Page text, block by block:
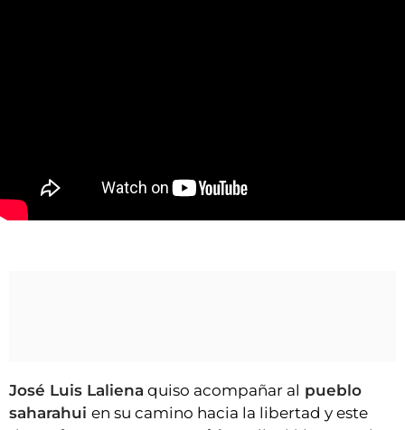
FIESTAS DE SAN LORENZO
AGENDA
CLUB DEL AMIGO MILITANTE
José Luis Laliena quiso acompañar al pueblo
saharahui en su camino hacia la libertad y este